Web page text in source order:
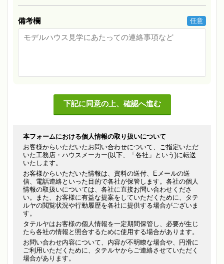
備考欄 任意
本フォームにおける個人情報の取り扱いについて
お客様からいただいたお問い合わせについて、ご指定いただ
いた工務店・ハウスメーカー(以下、「各社」という)に転送
いたします。
お客様からいただいた情報は、資料の送付、Eメールの送
信、電話連絡といった目的で各社が保管します。各社の個人
情報の取扱いについては、各社に直接お問い合わせくださ
い。また、お客様に有益な提案をしていただくために、タテ
ルヤの閲覧状況や行動履歴を各社に提供する場合がございま
す。
タテルヤはお客様の個人情報を一定期間保管し、必要が生じ
たら各社の情報と照合するために使用する場合があります。
お問い合わせ内容について、内容が不明瞭な場合や、円滑に
ご利用いただくために、タテルヤからご連絡させていただく
場合があります。